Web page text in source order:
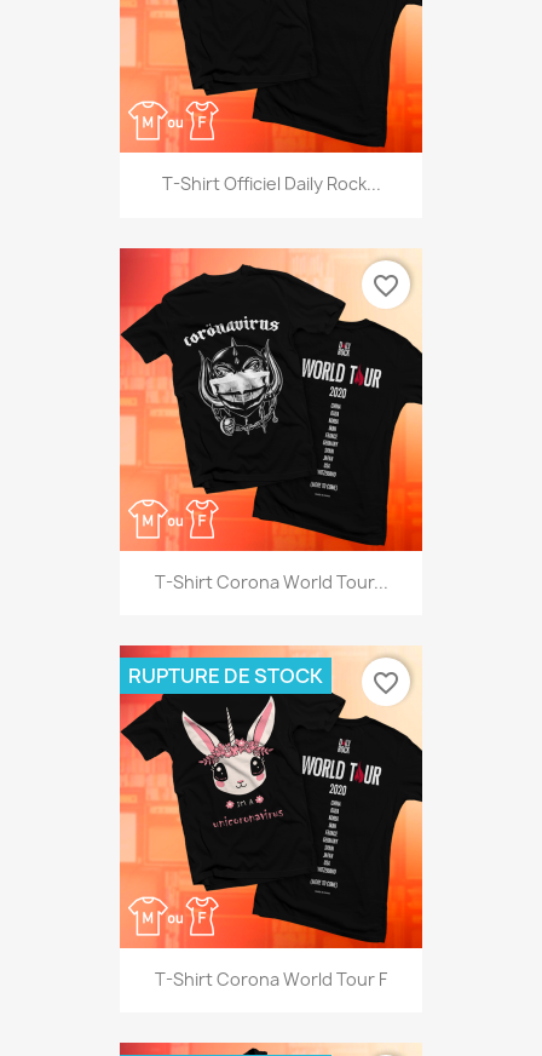
T-Shirt Officiel Daily Rock...
T-Shirt Corona World Tour...
favorite_border
T-Shirt Corona World Tour F
RUPTURE DE STOCK favorite_border